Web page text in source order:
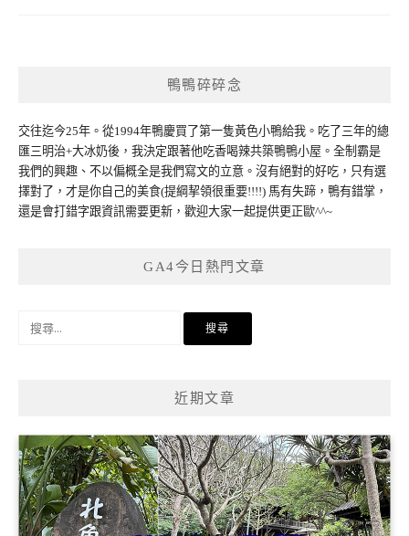
鴨鴨碎碎念
交往迄今25年。從1994年鴨慶買了第一隻黃色小鴨給我。吃了三年的總
匯三明治+大冰奶後，我決定跟著他吃香喝辣共築鴨鴨小屋。全制霸是
我們的興趣、不以偏概全是我們寫文的立意。沒有絕對的好吃，只有選
擇對了，才是你自己的美食(提綱挈領很重要!!!!) 馬有失蹄，鴨有錯掌，
還是會打錯字跟資訊需要更新，歡迎大家一起提供更正歐^^~
GA4今日熱門文章
近期文章